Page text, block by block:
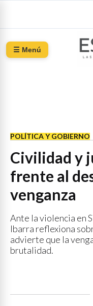
☰ Menú
POLÍTICA Y GOBIERNO
Civilidad y
frente al
venganza
Ante la violencia en
Ibarra reflexiona
advierte que la
brutalidad.